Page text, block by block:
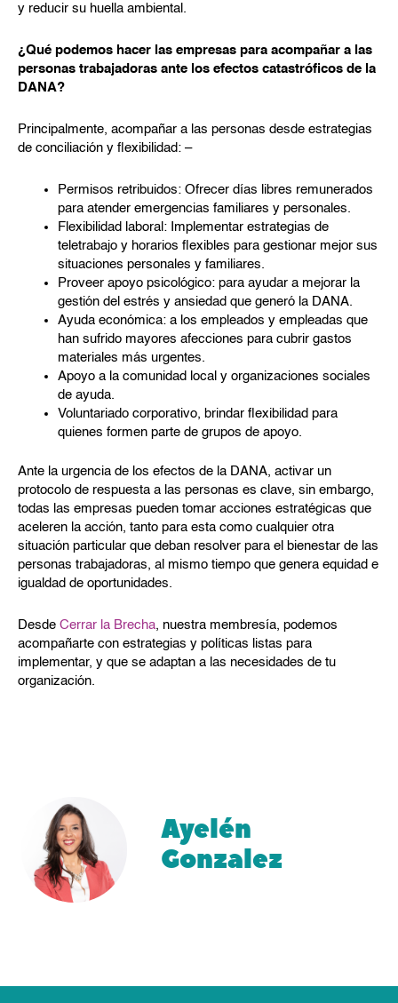
y reducir su huella ambiental.
¿Qué podemos hacer las empresas para acompañar a las
personas trabajadoras ante los efectos catastróficos de la
DANA?
Principalmente, acompañar a las personas desde estrategias
de conciliación y flexibilidad: –
Permisos retribuidos: Ofrecer días libres remunerados
para atender emergencias familiares y personales.
Flexibilidad laboral: Implementar estrategias de
teletrabajo y horarios flexibles para gestionar mejor sus
situaciones personales y familiares.
Proveer apoyo psicológico: para ayudar a mejorar la
gestión del estrés y ansiedad que generó la DANA.
Ayuda económica: a los empleados y empleadas que
han sufrido mayores afecciones para cubrir gastos
materiales más urgentes.
Apoyo a la comunidad local y organizaciones sociales
de ayuda.
Voluntariado corporativo, brindar flexibilidad para
quienes formen parte de grupos de apoyo.
Ante la urgencia de los efectos de la DANA, activar un
protocolo de respuesta a las personas es clave, sin embargo,
todas las empresas pueden tomar acciones estratégicas que
aceleren la acción, tanto para esta como cualquier otra
situación particular que deban resolver para el bienestar de las
personas trabajadoras, al mismo tiempo que genera equidad e
igualdad de oportunidades.
Desde Cerrar la Brecha, nuestra membresía, podemos
acompañarte con estrategias y políticas listas para
implementar, y que se adaptan a las necesidades de tu
organización.
Ayelén
Gonzalez